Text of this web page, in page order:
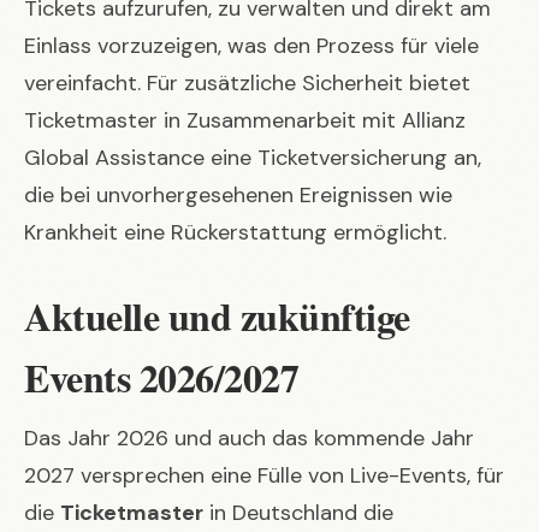
Tickets aufzurufen, zu verwalten und direkt am
Einlass vorzuzeigen, was den Prozess für viele
vereinfacht. Für zusätzliche Sicherheit bietet
Ticketmaster in Zusammenarbeit mit Allianz
Global Assistance eine Ticketversicherung an,
die bei unvorhergesehenen Ereignissen wie
Krankheit eine Rückerstattung ermöglicht.
Aktuelle und zukünftige
Events 2026/2027
Das Jahr 2026 und auch das kommende Jahr
2027 versprechen eine Fülle von Live-Events, für
die Ticketmaster in Deutschland die